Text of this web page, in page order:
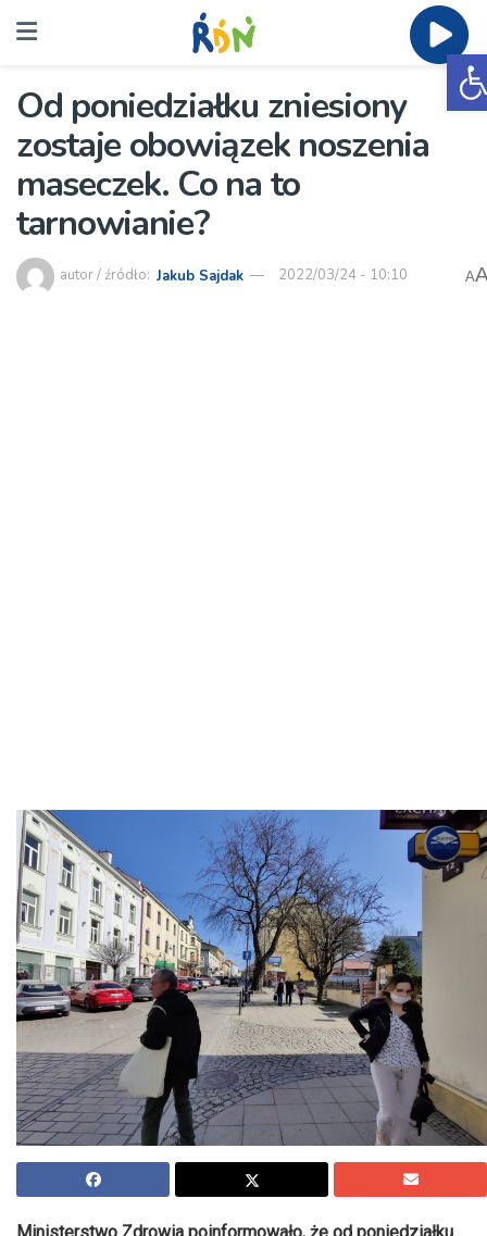
Od poniedziałku zniesiony
zostaje obowiązek noszenia
maseczek. Co na to
tarnowianie?
autor / źródło: Jakub Sajdak 2022/03/24 - 10:10 A